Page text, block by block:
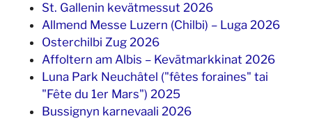
St. Gallenin kevätmessut 2026
Allmend Messe Luzern (Chilbi) – Luga 2026
Osterchilbi Zug 2026
Affoltern am Albis – Kevätmarkkinat 2026
Luna Park Neuchâtel ("fêtes foraines" tai
"Fête du 1er Mars") 2025
Bussignyn karnevaali 2026